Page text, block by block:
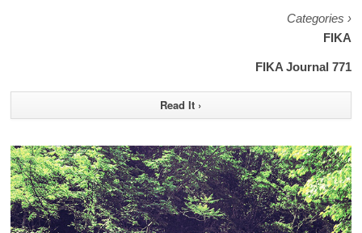
Categories ›
FIKA
FIKA Journal 771
Read It ›